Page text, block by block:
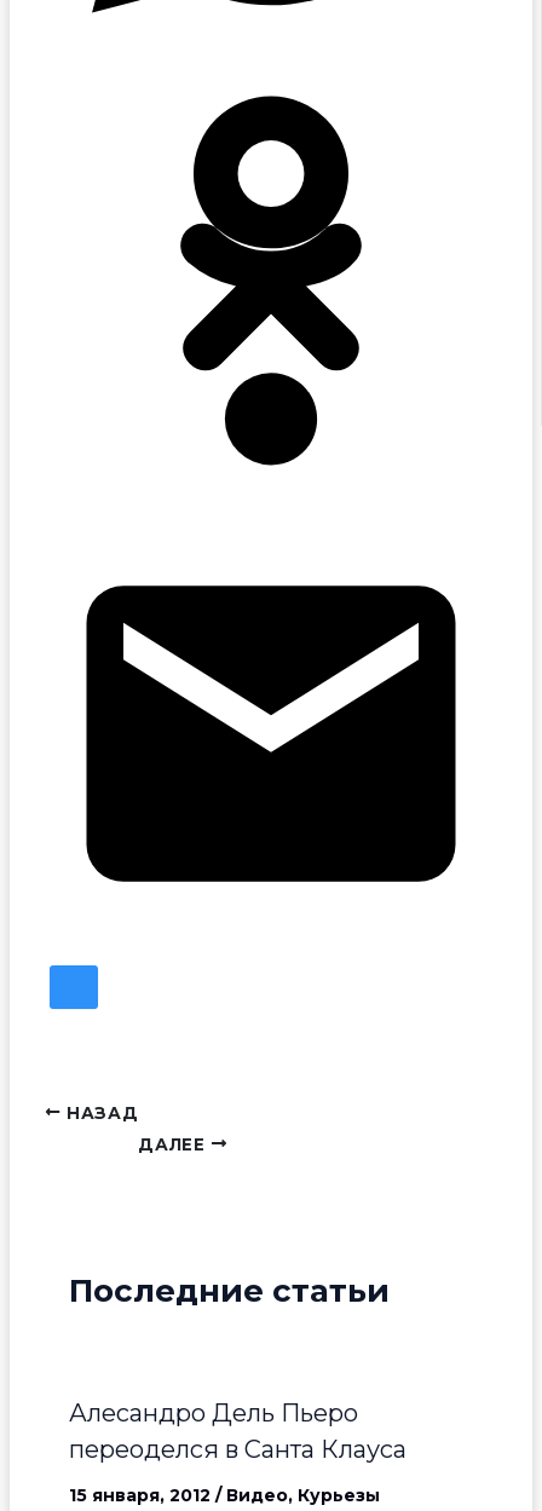
НАЗАД
ДАЛЕЕ
Последние статьи
Алесандро Дель Пьеро
переоделся в Санта Клауса
15 января, 2012 / Видео, Курьезы